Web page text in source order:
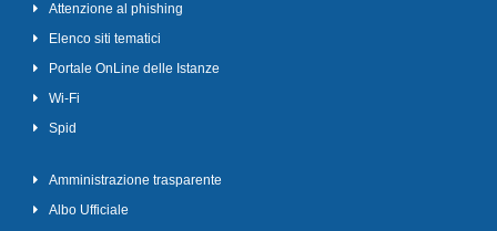
Attenzione al phishing
Elenco siti tematici
Portale OnLine delle Istanze
Wi-Fi
Spid
Amministrazione trasparente
Albo Ufficiale